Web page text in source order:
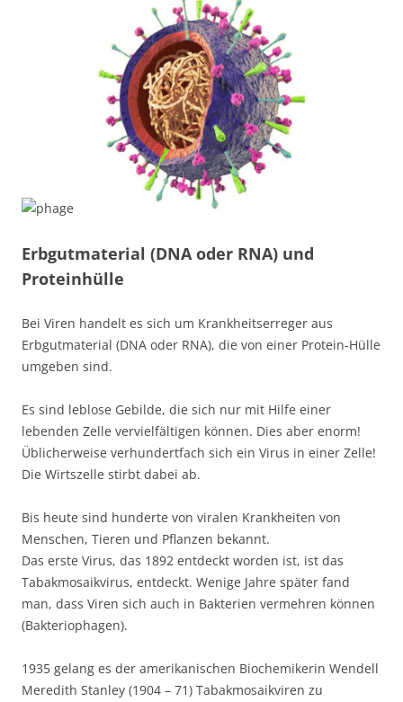
Erbgutmaterial (DNA oder RNA) und
Proteinhülle
Bei Viren handelt es sich um Krankheitserreger aus
Erbgutmaterial (DNA oder RNA), die von einer Protein-Hülle
umgeben sind.
Es sind leblose Gebilde, die sich nur mit Hilfe einer
lebenden Zelle vervielfältigen können. Dies aber enorm!
Üblicherweise verhundertfach sich ein Virus in einer Zelle!
Die Wirtszelle stirbt dabei ab.
Bis heute sind hunderte von viralen Krankheiten von
Menschen, Tieren und Pflanzen bekannt.
Das erste Virus, das 1892 entdeckt worden ist, ist das
Tabakmosaikvirus, entdeckt. Wenige Jahre später fand
man, dass Viren sich auch in Bakterien vermehren können
(Bakteriophagen).
1935 gelang es der amerikanischen Biochemikerin Wendell
Meredith Stanley (1904 – 71) Tabakmosaikviren zu